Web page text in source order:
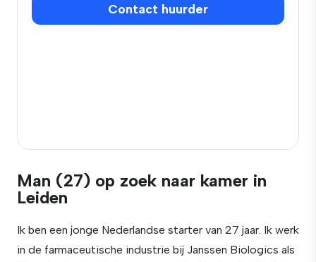
Contact huurder
Man (27) op zoek naar kamer in
Leiden
Ik ben een jonge Nederlandse starter van 27 jaar. Ik werk
in de farmaceutische industrie bij Janssen Biologics als